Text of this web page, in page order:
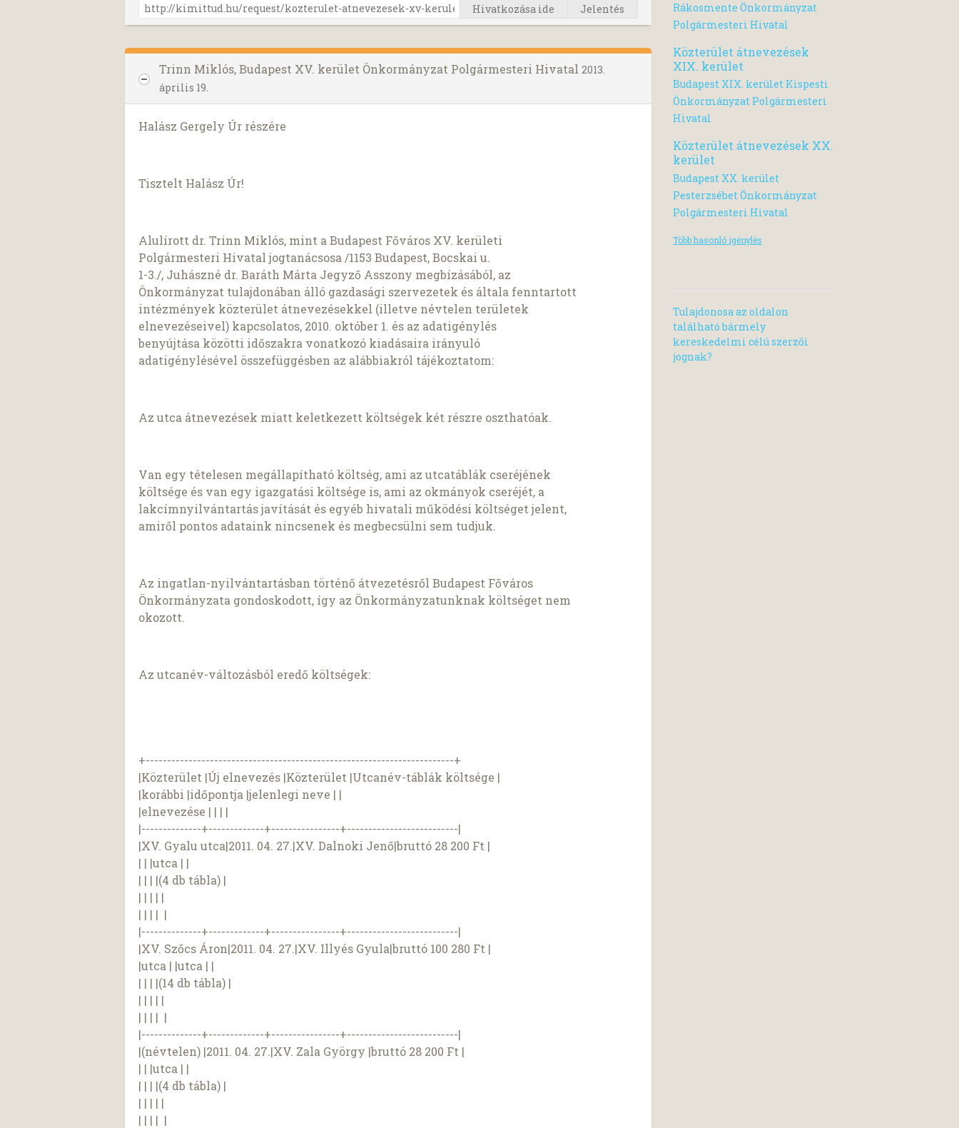
Hivatkozása ide Jelentés
Trinn Miklós, Budapest XV. kerület Önkormányzat Polgármesteri Hivatal 2013.
április 19.
Halász Gergely Úr részére
Tisztelt Halász Úr!
Alulírott dr. Trinn Miklós, mint a Budapest Főváros XV. kerületi
Polgármesteri Hivatal jogtanácsosa /1153 Budapest, Bocskai u.
1-3./, Juhászné dr. Baráth Márta Jegyző Asszony megbízásából, az
Önkormányzat tulajdonában álló gazdasági szervezetek és általa fenntartott
intézmények közterület átnevezésekkel (illetve névtelen területek
elnevezéseivel) kapcsolatos, 2010. október 1. és az adatigénylés
benyújtása közötti időszakra vonatkozó kiadásaira irányuló
adatigénylésével összefüggésben az alábbiakról tájékoztatom:
Az utca átnevezések miatt keletkezett költségek két részre oszthatóak.
Van egy tételesen megállapítható költség, ami az utcatáblák cseréjének
költsége és van egy igazgatási költsége is, ami az okmányok cseréjét, a
lakcímnyilvántartás javítását és egyéb hivatali működési költséget jelent,
amiről pontos adataink nincsenek és megbecsülni sem tudjuk.
Az ingatlan-nyilvántartásban történő átvezetésről Budapest Főváros
Önkormányzata gondoskodott, így az Önkormányzatunknak költséget nem
okozott.
Az utcanév-változásból eredő költségek:
+------------------------------------------------------------------------+
|Közterület |Új elnevezés |Közterület |Utcanév-táblák költsége |
|korábbi |időpontja |jelenlegi neve | |
|elnevezése | | | |
|--------------+-------------+----------------+--------------------------|
|XV. Gyalu utca|2011. 04. 27.|XV. Dalnoki Jenő|bruttó 28 200 Ft |
| | |utca | |
| | | |(4 db tábla) |
| | | | |
| | | | |
|--------------+-------------+----------------+--------------------------|
|XV. Szőcs Áron|2011. 04. 27.|XV. Illyés Gyula|bruttó 100 280 Ft |
|utca | |utca | |
| | | |(14 db tábla) |
| | | | |
| | | | |
|--------------+-------------+----------------+--------------------------|
|(névtelen) |2011. 04. 27.|XV. Zala György |bruttó 28 200 Ft |
| | |utca | |
| | | |(4 db tábla) |
| | | | |
| | | | |
Rákosmente Önkormányzat
Polgármesteri Hivatal
Közterület átnevezések
XIX. kerület
Budapest XIX. kerület Kispesti
Önkormányzat Polgármesteri
Hivatal
Közterület átnevezések XX.
kerület
Budapest XX. kerület
Pesterzsébet Önkormányzat
Polgármesteri Hivatal
Több hasonló igénylés
Tulajdonosa az oldalon
található bármely
kereskedelmi célú szerzői
jognak?